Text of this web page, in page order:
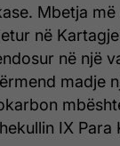
Mbetja
në
në një
madje
IX Para